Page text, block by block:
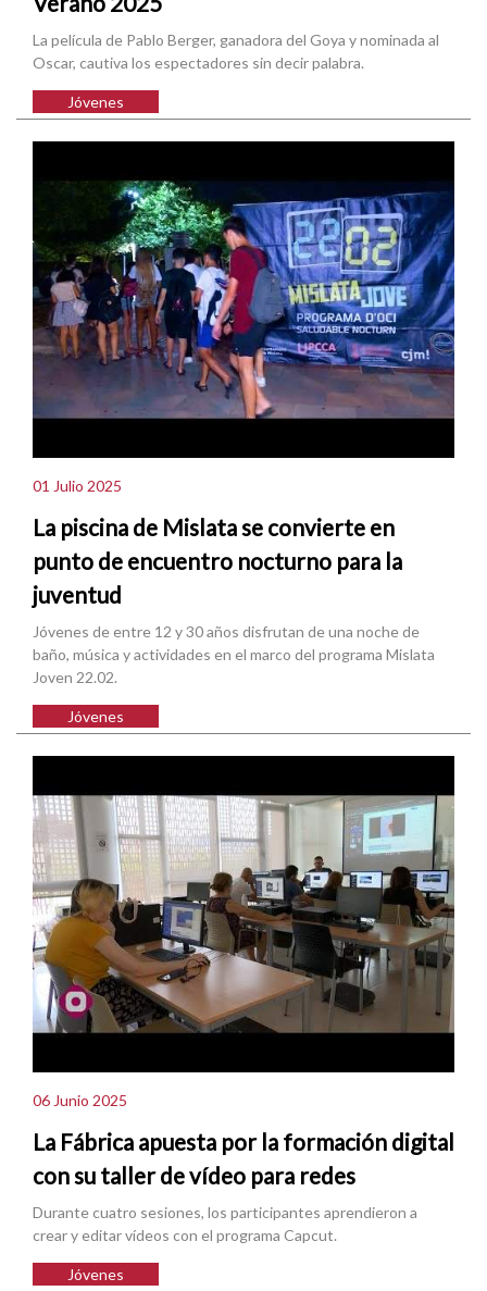
La película de Pablo Berger, ganadora del Goya y nominada al
Oscar, cautiva los espectadores sin decir palabra.
Jóvenes
01 Julio 2025
La piscina de Mislata se convierte en
punto de encuentro nocturno para la
juventud
Jóvenes de entre 12 y 30 años disfrutan de una noche de
baño, música y actividades en el marco del programa Mislata
Joven 22.02.
Jóvenes
06 Junio 2025
La Fábrica apuesta por la formación digital
con su taller de vídeo para redes
Durante cuatro sesiones, los participantes aprendieron a
crear y editar vídeos con el programa Capcut.
Jóvenes